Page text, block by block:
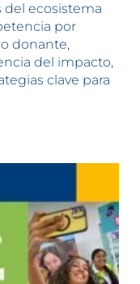
del ecosistema
por
donante,
del impacto,
clave para